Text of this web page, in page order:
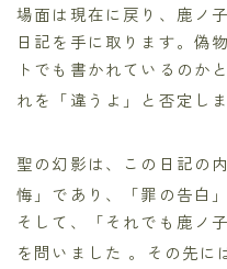
場面は現在に戻り、鹿ノ
日記を手に取ります。偽
トでも書かれているのか
れを「違うよ」と否定し
聖の幻影は、この日記の
悔」であり、「罪の告白
そして、「それでも鹿ノ
を問いました 。その先に